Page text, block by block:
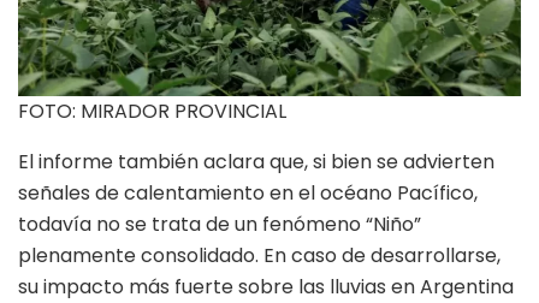
FOTO: MIRADOR PROVINCIAL
El informe también aclara que, si bien se advierten
señales de calentamiento en el océano Pacífico,
todavía no se trata de un fenómeno “Niño”
plenamente consolidado. En caso de desarrollarse,
su impacto más fuerte sobre las lluvias en Argentina